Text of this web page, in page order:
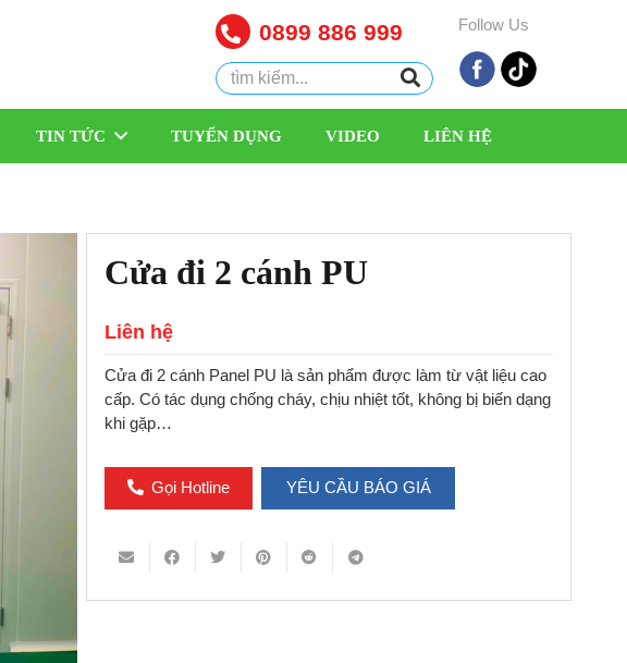
0899 886 999 Follow Us
TIN TỨC TUYỂN DỤNG VIDEO LIÊN HỆ
Cửa đi 2 cánh PU
Liên hệ
Cửa đi 2 cánh Panel PU là sản phẩm được làm từ vật liệu cao
cấp. Có tác dụng chống cháy, chịu nhiệt tốt, không bị biến dạng
khi gặp…
Gọi Hotline YÊU CẦU BÁO GIÁ